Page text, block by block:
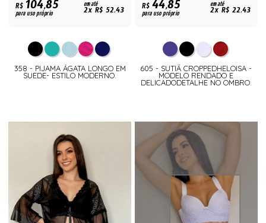
R$104,85
para uso próprio
em até
2x R$ 52,43
358 - PIJAMA ÁGATA LONGO EM
SUEDE- ESTILO MODERNO.
R$44,85
para uso próprio
em até
2x R$ 22,43
605 - SUTIÃ CROPPEDHELOISA -
MODELO RENDADO E
DELICADODETALHE NO OMBRO.